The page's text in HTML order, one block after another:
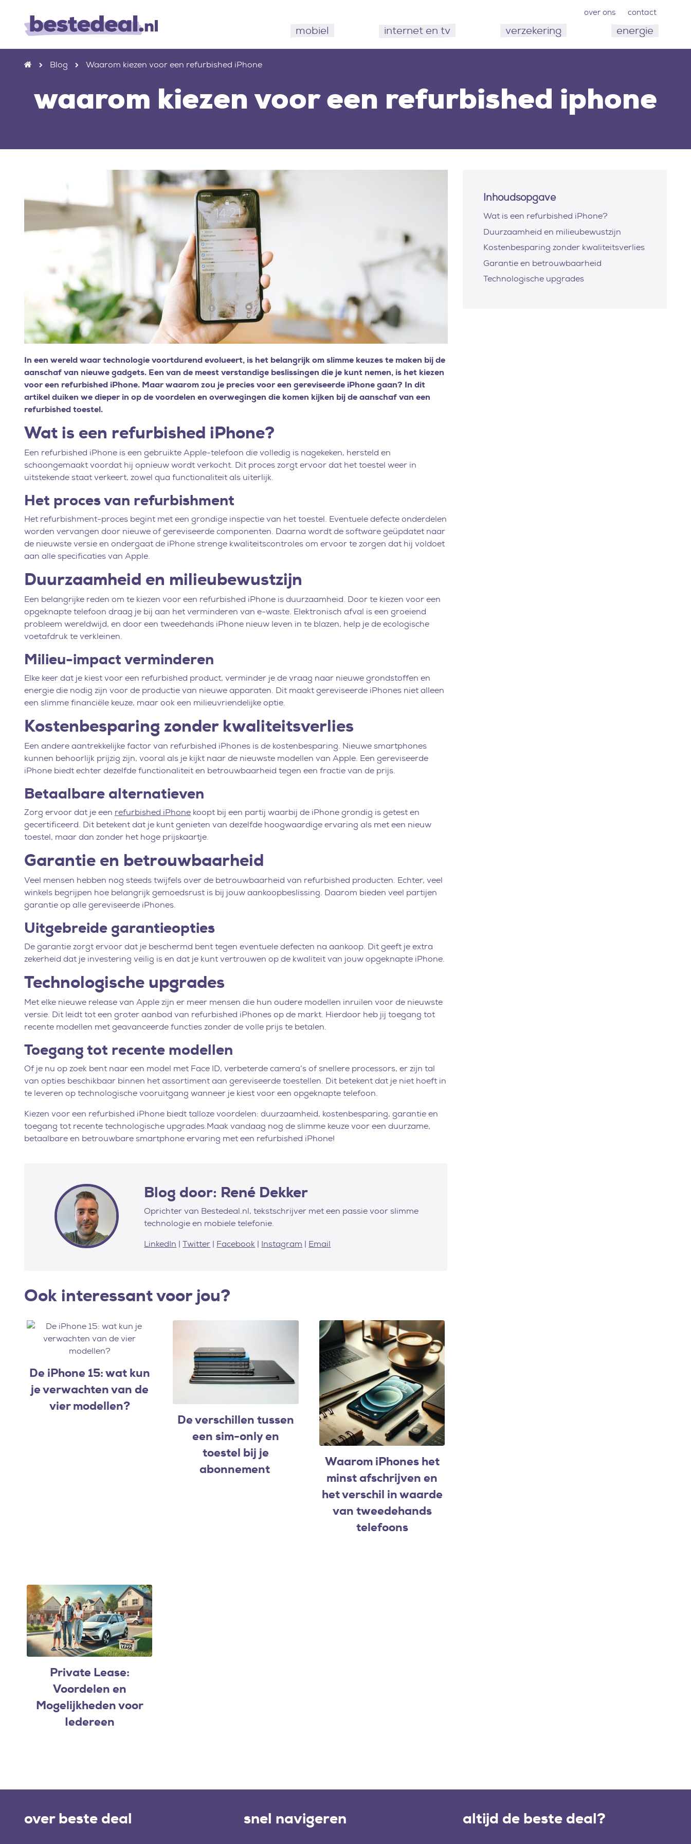
over ons contact
mobiel internet en tv verzekering energie
Blog Waarom kiezen voor een refurbished iPhone
waarom kiezen voor een refurbished iphone
In een wereld waar technologie voortdurend evolueert, is het belangrijk om slimme keuzes te maken bij de
aanschaf van nieuwe gadgets. Een van de meest verstandige beslissingen die je kunt nemen, is het kiezen
voor een refurbished iPhone. Maar waarom zou je precies voor een gereviseerde iPhone gaan? In dit
artikel duiken we dieper in op de voordelen en overwegingen die komen kijken bij de aanschaf van een
refurbished toestel.
Wat is een refurbished iPhone?
Een refurbished iPhone is een gebruikte Apple-telefoon die volledig is nagekeken, hersteld en
schoongemaakt voordat hij opnieuw wordt verkocht. Dit proces zorgt ervoor dat het toestel weer in
uitstekende staat verkeert, zowel qua functionaliteit als uiterlijk.
Het proces van refurbishment
Het refurbishment-proces begint met een grondige inspectie van het toestel. Eventuele defecte onderdelen
worden vervangen door nieuwe of gereviseerde componenten. Daarna wordt de software geüpdatet naar
de nieuwste versie en ondergaat de iPhone strenge kwaliteitscontroles om ervoor te zorgen dat hij voldoet
aan alle specificaties van Apple.
Duurzaamheid en milieubewustzijn
Een belangrijke reden om te kiezen voor een refurbished iPhone is duurzaamheid. Door te kiezen voor een
opgeknapte telefoon draag je bij aan het verminderen van e-waste. Elektronisch afval is een groeiend
probleem wereldwijd, en door een tweedehands iPhone nieuw leven in te blazen, help je de ecologische
voetafdruk te verkleinen.
Milieu-impact verminderen
Elke keer dat je kiest voor een refurbished product, verminder je de vraag naar nieuwe grondstoffen en
energie die nodig zijn voor de productie van nieuwe apparaten. Dit maakt gereviseerde iPhones niet alleen
een slimme financiële keuze, maar ook een milieuvriendelijke optie.
Kostenbesparing zonder kwaliteitsverlies
Een andere aantrekkelijke factor van refurbished iPhones is de kostenbesparing. Nieuwe smartphones
kunnen behoorlijk prijzig zijn, vooral als je kijkt naar de nieuwste modellen van Apple. Een gereviseerde
iPhone biedt echter dezelfde functionaliteit en betrouwbaarheid tegen een fractie van de prijs.
Betaalbare alternatieven
Zorg ervoor dat je een refurbished iPhone koopt bij een partij waarbij de iPhone grondig is getest en
gecertificeerd. Dit betekent dat je kunt genieten van dezelfde hoogwaardige ervaring als met een nieuw
toestel, maar dan zonder het hoge prijskaartje.
Garantie en betrouwbaarheid
Veel mensen hebben nog steeds twijfels over de betrouwbaarheid van refurbished producten. Echter, veel
winkels begrijpen hoe belangrijk gemoedsrust is bij jouw aankoopbeslissing. Daarom bieden veel partijen
garantie op alle gereviseerde iPhones.
Uitgebreide garantieopties
De garantie zorgt ervoor dat je beschermd bent tegen eventuele defecten na aankoop. Dit geeft je extra
zekerheid dat je investering veilig is en dat je kunt vertrouwen op de kwaliteit van jouw opgeknapte iPhone.
Technologische upgrades
Met elke nieuwe release van Apple zijn er meer mensen die hun oudere modellen inruilen voor de nieuwste
versie. Dit leidt tot een groter aanbod van refurbished iPhones op de markt. Hierdoor heb jij toegang tot
recente modellen met geavanceerde functies zonder de volle prijs te betalen.
Toegang tot recente modellen
Of je nu op zoek bent naar een model met Face ID, verbeterde camera’s of snellere processors, er zijn tal
van opties beschikbaar binnen het assortiment aan gereviseerde toestellen. Dit betekent dat je niet hoeft in
te leveren op technologische vooruitgang wanneer je kiest voor een opgeknapte telefoon.
Kiezen voor een refurbished iPhone biedt talloze voordelen: duurzaamheid, kostenbesparing, garantie en
toegang tot recente technologische upgrades.Maak vandaag nog de slimme keuze voor een duurzame,
betaalbare en betrouwbare smartphone ervaring met een refurbished iPhone!
Blog door: René Dekker
Oprichter van Bestedeal.nl, tekstschrijver met een passie voor slimme
technologie en mobiele telefonie.
LinkedIn |Twitter | Facebook | Instagram | Email
Ook interessant voor jou?
De iPhone 15: wat kun
je verwachten van de
vier modellen?
De verschillen tussen
een sim-only en
toestel bij je
abonnement
Waarom iPhones het
minst afschrijven en
het verschil in waarde
van tweedehands
telefoons
Private Lease:
Voordelen en
Mogelijkheden voor
Iedereen
Inhoudsopgave
Wat is een refurbished iPhone?
Duurzaamheid en milieubewustzijn
Kostenbesparing zonder kwaliteitsverlies
Garantie en betrouwbaarheid
Technologische upgrades
over beste deal snel navigeren altijd de beste deal?